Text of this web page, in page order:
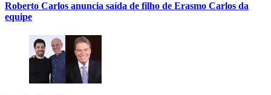
Roberto Carlos anuncia saída de filho de Erasmo Carlos da
equipe